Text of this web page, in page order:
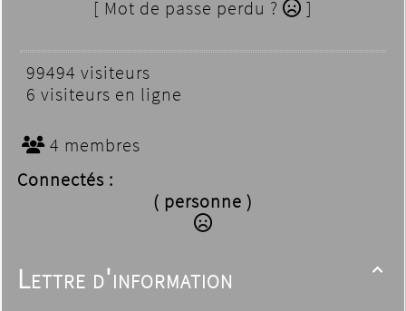
[ Mot de passe perdu ? ]
99494 visiteurs
6 visiteurs en ligne
4 membres
Connectés :
( personne )

Lettre d'information